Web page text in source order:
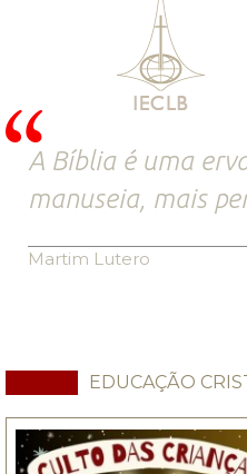
A Bíblia é uma
manuseia, mais
Martim Lutero
EDUCAÇÃO